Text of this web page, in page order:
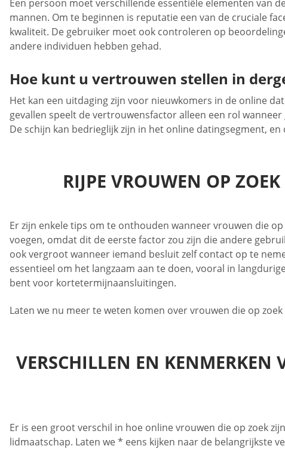
Een persoon moet verschillende essentiële elementen van
mannen. Om te beginnen is reputatie een van de cruciale
kwaliteit. De gebruiker moet ook controleren op
andere individuen hebben gehad.
Hoe kunt u vertrouwen stellen in
Het kan een uitdaging zijn voor nieuwkomers in de online
gevallen speelt de vertrouwensfactor alleen een rol
De schijn kan bedrieglijk zijn in het online datingsegment,
RIJPE VROUWEN OP
Er zijn enkele tips om te onthouden wanneer vrouwen die
voegen, omdat dit de eerste factor zou zijn die andere
ook vergroot wanneer iemand besluit zelf contact op te
essentieel om het langzaam aan te doen, vooral in
bent voor kortetermijnaansluitingen.
Laten we nu meer te weten komen over vrouwen die op
VERSCHILLEN EN
Er is een groot verschil in hoe online vrouwen die op zoek
lidmaatschap. Laten we * eens kijken naar de belangrijkste